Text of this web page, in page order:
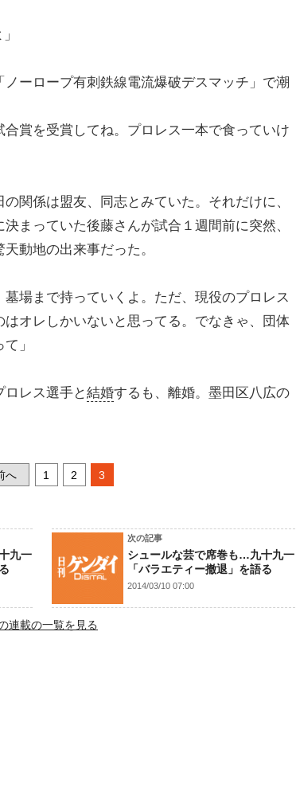
ーロープ有刺鉄線電流爆破デスマッチ」で潮
合賞を受賞してね。プロレス一本で食っていけ
関係は盟友、同志とみていた。それだけに、
まっていた後藤さんが試合１週間前に突然、
動地の出来事だった。
場まで持っていくよ。ただ、現役のプロレス
オレしかいないと思ってる。でなきゃ、団体
」
レス選手と結婚するも、離婚。墨田区八広の
へ 1 2 3
九一
次の記事
シュールな芸で席巻も…九十九一
「バラエティー撤退」を語る
2014/03/10 07:00
連載の一覧を見る